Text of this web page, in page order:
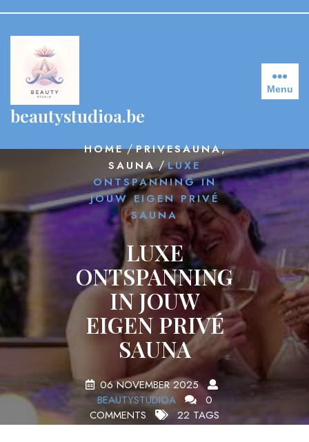
content
beautystudioa.be
Menu
HOME/PRIVESAUNA,
SAUNA/LUXE
ONTSPANNING IN
JOUW EIGEN PRIVÉ
SAUNA
LUXE
ONTSPANNING
IN JOUW
EIGEN PRIVÉ
SAUNA
06 NOVEMBER 2025
BEAUTYSTUDIOA
0
COMMENTS
22 TAGS